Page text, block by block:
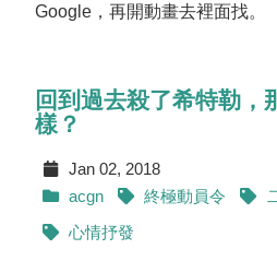
Google，再開動畫去裡面找。
回到過去殺了希特勒，
樣？
Jan 02, 2018
acgn
終極動員令
心情抒發